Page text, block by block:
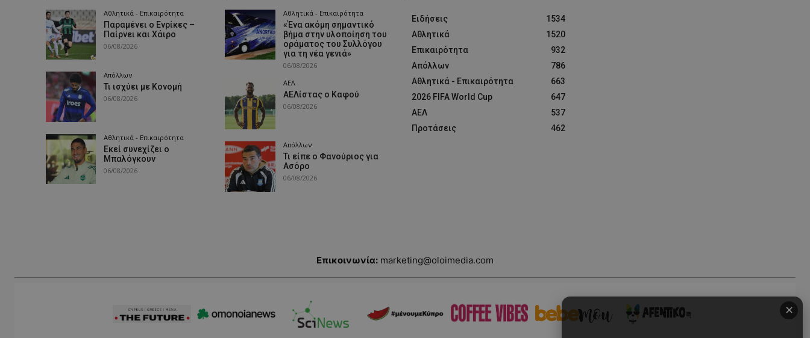
Αθλητικά - Επικαιρότητα
Παραμένει ο Ενρίκες –
Παίρνει και Χάιρο
06/08/2026
Απόλλων
Τι ισχύει με Κονομή
06/08/2026
Αθλητικά - Επικαιρότητα
Εκεί συνεχίζει ο
Μπαλόγκουν
06/08/2026
Αθλητικά - Επικαιρότητα
«Ένα ακόμη σημαντικό
βήμα στην υλοποίηση του
οράματος του Συλλόγου
για τη νέα γενιά»
06/08/2026
ΑΕΛ
ΑΕΛίστας ο Καφού
06/08/2026
Απόλλων
Τι είπε ο Φανούριος για
Ασόρο
06/08/2026
Ειδήσεις
1534
Αθλητικά
1520
Επικαιρότητα
932
Απόλλων
786
Αθλητικά - Επικαιρότητα
663
2026 FIFA World Cup
647
ΑΕΛ
537
Προτάσεις
462
Επικοινωνία: marketing@oloimedia.com
✕